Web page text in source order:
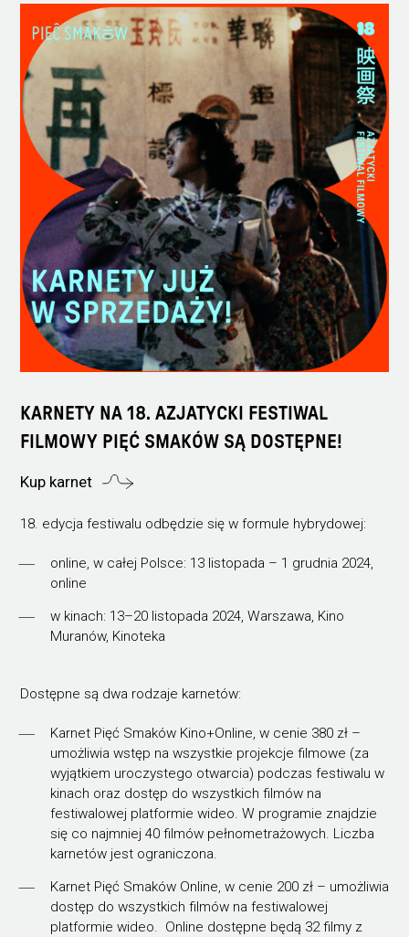
KARNETY NA 18. AZJATYCKI FESTIWAL
FILMOWY PIĘĆ SMAKÓW SĄ DOSTĘPNE!
Kup karnet
18. edycja festiwalu odbędzie się w formule hybrydowej:
online, w całej Polsce: 13 listopada – 1 grudnia 2024,
online
w kinach: 13–20 listopada 2024, Warszawa, Kino
Muranów, Kinoteka
Dostępne są dwa rodzaje karnetów:
Karnet Pięć Smaków Kino+Online, w cenie 380 zł –
umożliwia wstęp na wszystkie projekcje filmowe (za
wyjątkiem uroczystego otwarcia) podczas festiwalu w
kinach oraz dostęp do wszystkich filmów na
festiwalowej platformie wideo. W programie znajdzie
się co najmniej 40 filmów pełnometrażowych. Liczba
karnetów jest ograniczona.
Karnet Pięć Smaków Online, w cenie 200 zł – umożliwia
dostęp do wszystkich filmów na festiwalowej
platformie wideo. Online dostępne będą 32 filmy z